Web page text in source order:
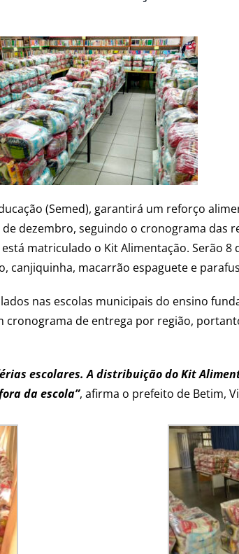
(Semed), garantirá um reforço
dezembro, seguindo o cronograma das
matriculado o Kit Alimentação. Serão
canjiquinha, macarrão espaguete e
nas escolas municipais do ensino
cronograma de entrega por região,
escolares. A distribuição do Kit
da escola”, afirma o prefeito de Betim,